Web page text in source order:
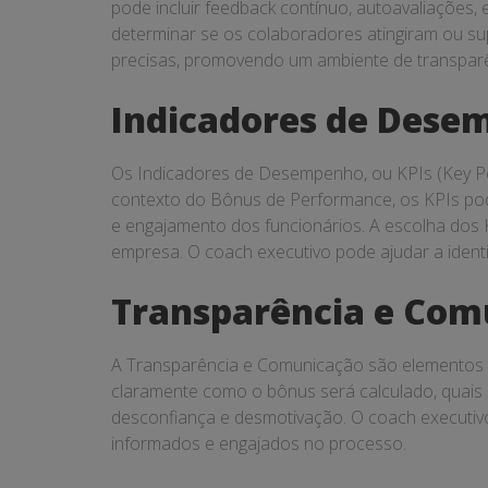
pode incluir feedback contínuo,
determinar se os colaboradores atingiram ou
precisas, promovendo um ambiente de
Indicadores de
Os Indicadores de Desempenho, ou KPIs (Key
contexto do Bônus de Performance, os KPIs
e engajamento dos funcionários. A escolha
empresa. O coach executivo pode ajudar a
Transparência e
A Transparência e Comunicação são
claramente como o bônus será calculado,
desconfiança e desmotivação. O coach
informados e engajados no processo.